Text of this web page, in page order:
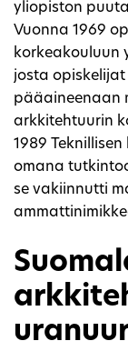
yliopiston
Vuonna 1969
korkeakouluun
josta
pääaineenaan
arkkitehtuurin
1989
omana
se vakiinnutti